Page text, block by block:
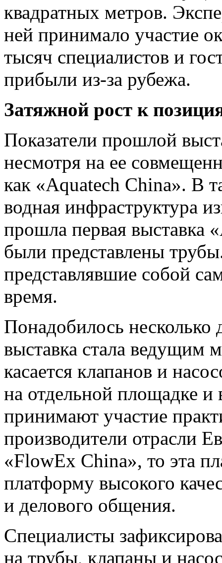
квадратных метров.
ней принимало участие
тысяч специалистов и
прибыли из-за рубежа.
Затяжной рост к
Показатели прошлой
несмотря на ее
как «Aquatech China». В
водная инфраструктура
прошла первая выставка
были представлены
представлявшие собой
время.
Понадобилось несколько
выставка стала ведущим
касается клапанов и
на отдельной площадке
принимают участие
производители отрасли
«FlowEx China», то эта
платформу высокого
и делового общения.
Специалисты
на трубы, клапаны и